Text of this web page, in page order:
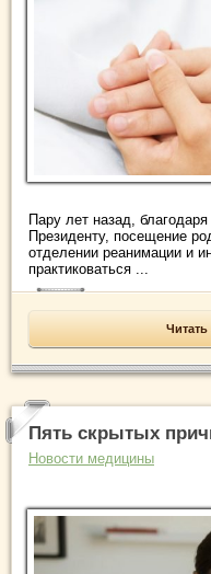
Пару лет назад,
Президенту, посещение
отделении реанимации и
практиковаться ...
Пять скрытых
Новости медицины